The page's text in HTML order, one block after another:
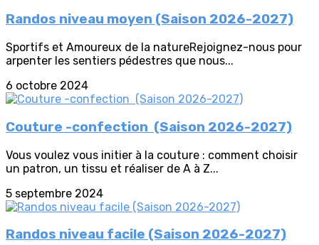
Randos niveau moyen (Saison 2026-2027)
Sportifs et Amoureux de la natureRejoignez-nous pour
arpenter les sentiers pédestres que nous...
6 octobre 2024
Couture -confection (Saison 2026-2027)
Vous voulez vous initier à la couture : comment choisir
un patron, un tissu et réaliser de A à Z...
5 septembre 2024
Randos niveau facile (Saison 2026-2027)